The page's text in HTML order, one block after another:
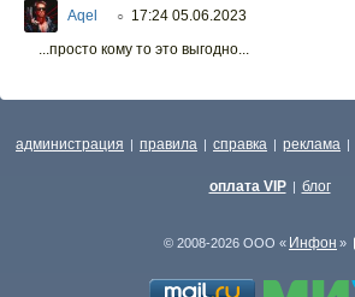
Aqel ○ 17:24 05.06.2023
...просто кому то это выгодно...
администрация | правила | справка | реклама |
оплата VIP | блог
© 2008-2026 ООО « Инфон »